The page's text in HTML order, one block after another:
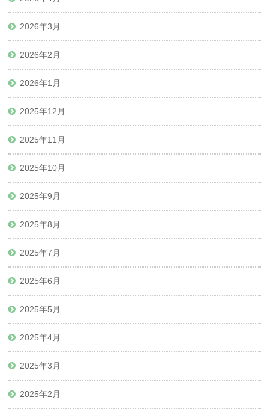
2026年3月
2026年2月
2026年1月
2025年12月
2025年11月
2025年10月
2025年9月
2025年8月
2025年7月
2025年6月
2025年5月
2025年4月
2025年3月
2025年2月